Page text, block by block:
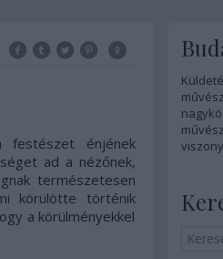
festészet énjének
ad a nézőnek,
természetesen
körülötte történik
a körülményekkel